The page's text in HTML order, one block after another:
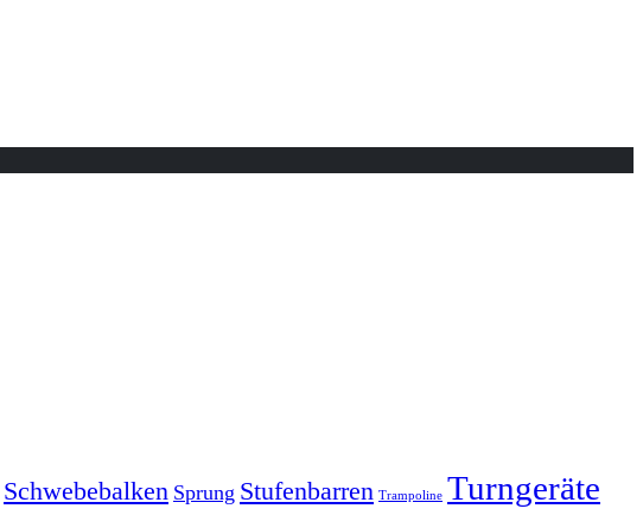
Schwebebalken Sprung Stufenbarren Trampoline Turngeräte